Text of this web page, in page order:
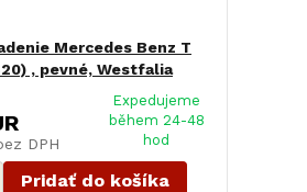
Mercedes Benz T
, pevné, Westfalia
DPH
Expedujeme
během 24-48
hod
Pridať do košíka